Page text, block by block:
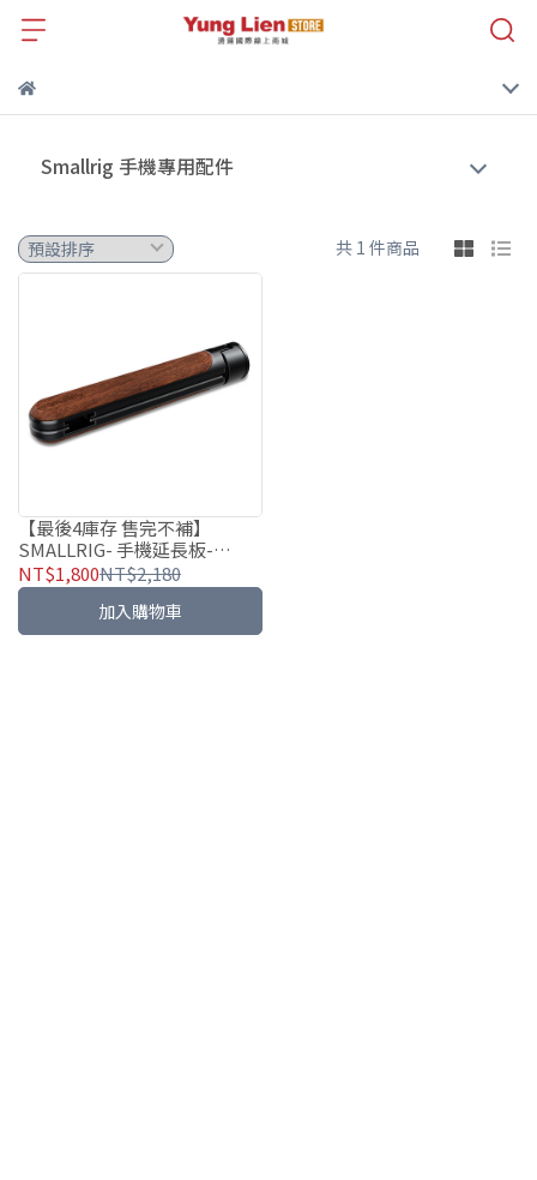
Smallrig 手機專用配件
共 1 件商品
【最後4庫存 售完不補】
SMALLRIG- 手機延長板-
APU2381
NT$1,800NT$2,180
加入購物車